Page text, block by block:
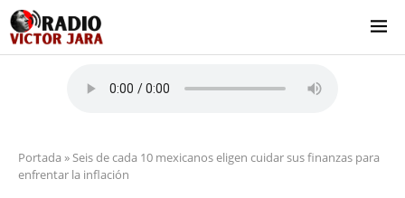
Portada »Seis de cada 10 mexicanos eligen cuidar sus finanzas para
enfrentar la inflación